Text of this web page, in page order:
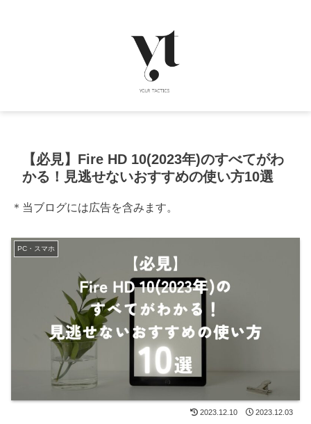
【必見】Fire HD 10(2023年)のすべてがわ
かる！見逃せないおすすめの使い方10選
＊当ブログには広告を含みます。
PC・スマホ
2023.12.10 2023.12.03